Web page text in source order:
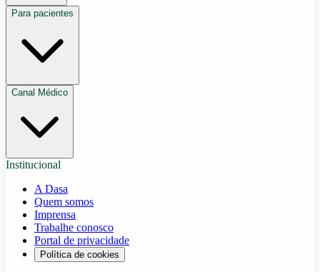
Para pacientes
Canal Médico
Institucional
A Dasa
Quem somos
Imprensa
Trabalhe conosco
Portal de privacidade
Política de cookies